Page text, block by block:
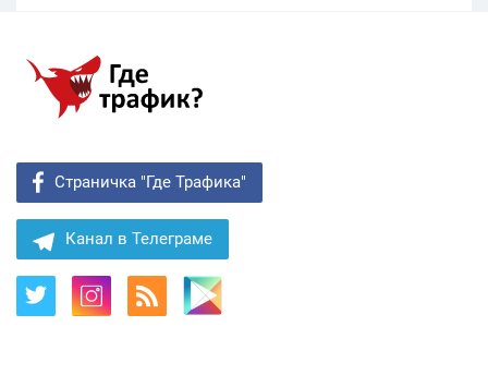
Страничка "Где Трафика"
Канал в Телеграме